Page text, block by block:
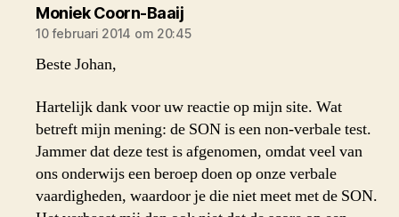
Moniek Coorn-Baaijzegt:
10 februari 2014 om 20:45
Beste Johan,
Hartelijk dank voor uw reactie op mijn site. Wat
betreft mijn mening: de SON is een non-verbale test.
Jammer dat deze test is afgenomen, omdat veel van
ons onderwijs een beroep doen op onze verbale
vaardigheden, waardoor je die niet meet met de SON.